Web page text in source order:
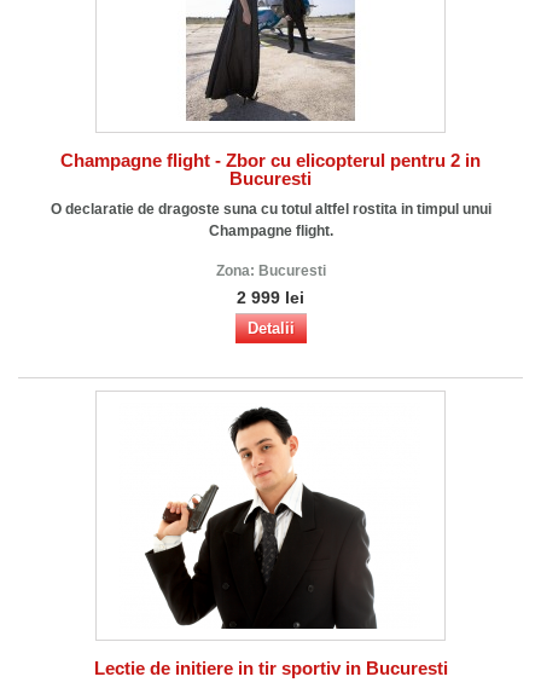
Champagne flight - Zbor cu elicopterul pentru 2 in
Bucuresti
O declaratie de dragoste suna cu totul altfel rostita in timpul unui
Champagne flight.
Zona: Bucuresti
2 999 lei
Detalii
Lectie de initiere in tir sportiv in Bucuresti